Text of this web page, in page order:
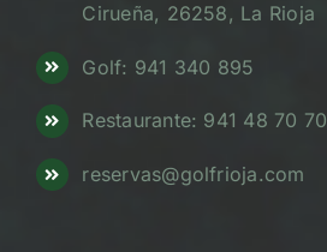
Cirueña, 26258, La Rioja
Golf: 941 340 895
Restaurante: 941 48 70 70
reservas@golfrioja.com